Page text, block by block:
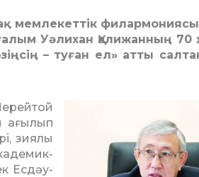
мемлекеттік
Уәлихан Қалижанның 70
– туған ел» атты
ағылып
зиялы
Ес­дәу­